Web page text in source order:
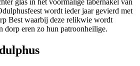
glas in het voormalige tabernakel van
wordt ieder jaar gevierd met
Best waarbij deze relikwie wordt
dorp eren zo hun patroonheilige.